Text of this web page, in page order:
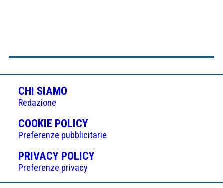
CHI SIAMO
Redazione
COOKIE POLICY(APRE
IN
UNA
NUOVA
Preferenze pubblicitarie
PRIVACY POLICY(APRE
UNA
Preferenze privacy